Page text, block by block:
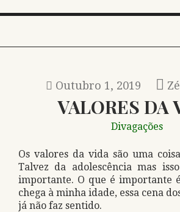
Outubro 1, 2019
VALORES DA
Divagações
Os valores da vida são uma
Talvez da adolescência mas
importante. O que é importante
chega à minha idade, essa cena
já não faz sentido.